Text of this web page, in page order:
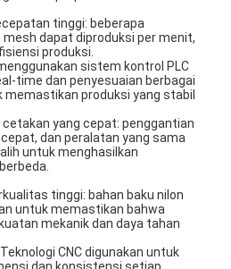
tinggi: beberapa
dapat diproduksi per menit,
produksi.
sistem kontrol PLC
time dan penyesuaian berbagai
produksi yang stabil
yang cepat: penggantian
dan peralatan yang sama
untuk menghasilkan
tinggi: bahan baku nilon
untuk memastikan bahwa
mekanik dan daya tahan
CNC digunakan untuk
dan konsistensi setiap